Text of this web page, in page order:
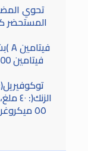
تحوي
المستحضر
الزنك(: ٤٠ ملغ، سيلينيوم )بشكل سيلينات الصوديوم(: